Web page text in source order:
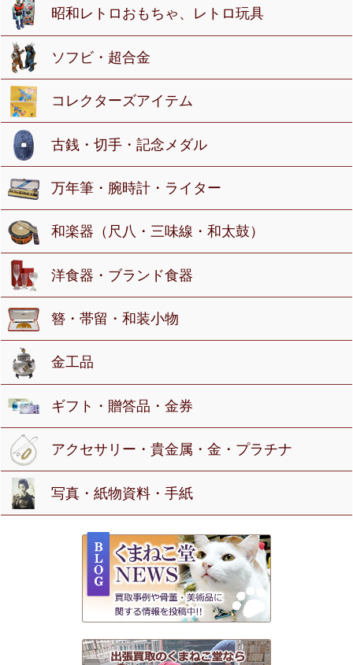
昭和レトロおもちゃ、レトロ玩具
ソフビ・超合金
コレクターズアイテム
古銭・切手・記念メダル
万年筆・腕時計・ライター
和楽器（尺八・三味線・和太鼓）
洋食器・ブランド食器
簪・帯留・和装小物
金工品
ギフト・贈答品・金券
アクセサリー・貴金属・金・プラチナ
写真・紙物資料・手紙